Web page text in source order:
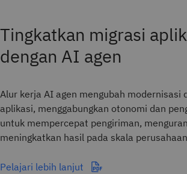
Tingkatkan migrasi
dengan AI agen
Alur kerja AI agen mengubah modernisasi
aplikasi, menggabungkan otonomi dan
untuk mempercepat pengiriman,
meningkatkan hasil pada skala
Pelajari lebih lanjut